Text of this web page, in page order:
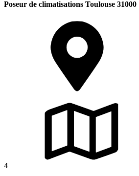
Poseur de climatisations Toulouse 31000
4